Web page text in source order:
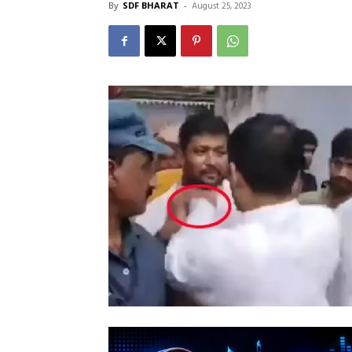
By SDF BHARAT - August 25, 2023